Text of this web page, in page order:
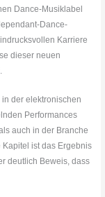
Dance-Musiklabel
Dance-
Karriere
dieser neuen
der elektronischen
Performances
auch in der Branche
ist das Ergebnis
deutlich Beweis, dass